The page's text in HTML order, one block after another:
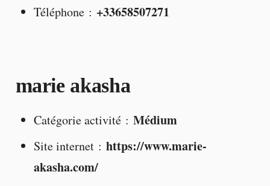
Téléphone : +33658507271
marie akasha
Catégorie activité : Médium
Site internet : https://www.marie-
akasha.com/